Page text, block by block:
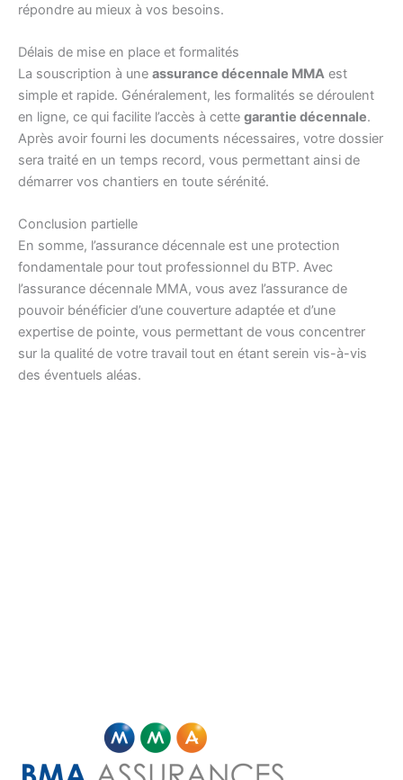
répondre au mieux à vos besoins.
Délais de mise en place et formalités
La souscription à une assurance décennale MMA est
simple et rapide. Généralement, les formalités se déroulent
en ligne, ce qui facilite l’accès à cette garantie décennale.
Après avoir fourni les documents nécessaires, votre dossier
sera traité en un temps record, vous permettant ainsi de
démarrer vos chantiers en toute sérénité.
Conclusion partielle
En somme, l’assurance décennale est une protection
fondamentale pour tout professionnel du BTP. Avec
l’assurance décennale MMA, vous avez l’assurance de
pouvoir bénéficier d’une couverture adaptée et d’une
expertise de pointe, vous permettant de vous concentrer
sur la qualité de votre travail tout en étant serein vis-à-vis
des éventuels aléas.